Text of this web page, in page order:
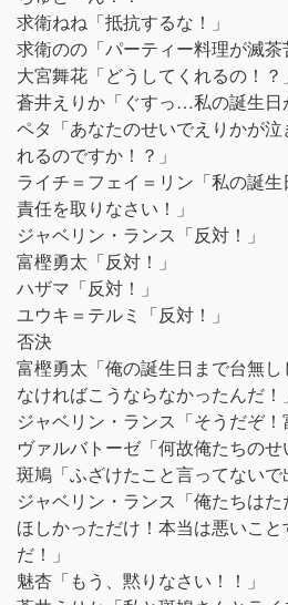
求衛ねね「抵抗するな！」
求衛のの「パーティー料理が滅茶
大宮舞花「どうしてくれるの！？
蒼井えりか「ぐすっ…私の誕生日
ペタ「あなたのせいでえりかが泣
れるのですか！？」
ライチ＝フェイ＝リン「私の誕
責任を取りなさい！」
ジャベリン・ランス「反対！」
富樫勇太「反対！」
ハザマ「反対！」
ユウキ＝テルミ「反対！」
否決
富樫勇太「俺の誕生日まで台無
なければこうならなかったんだ！
ジャベリン・ランス「そうだぞ！
ヴァルバトーゼ「何故俺たちのせ
斑鳩「ふざけたこと言ってないで
ジャベリン・ランス「俺たちは
ほしかっただけ！本当は悪いこ
だ！」
魅杏「もう、黙りなさい！！」